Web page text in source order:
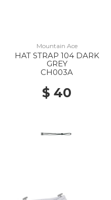
Mountain Ace
HAT STRAP 104 DARK
GREY
CH003A
$ 40